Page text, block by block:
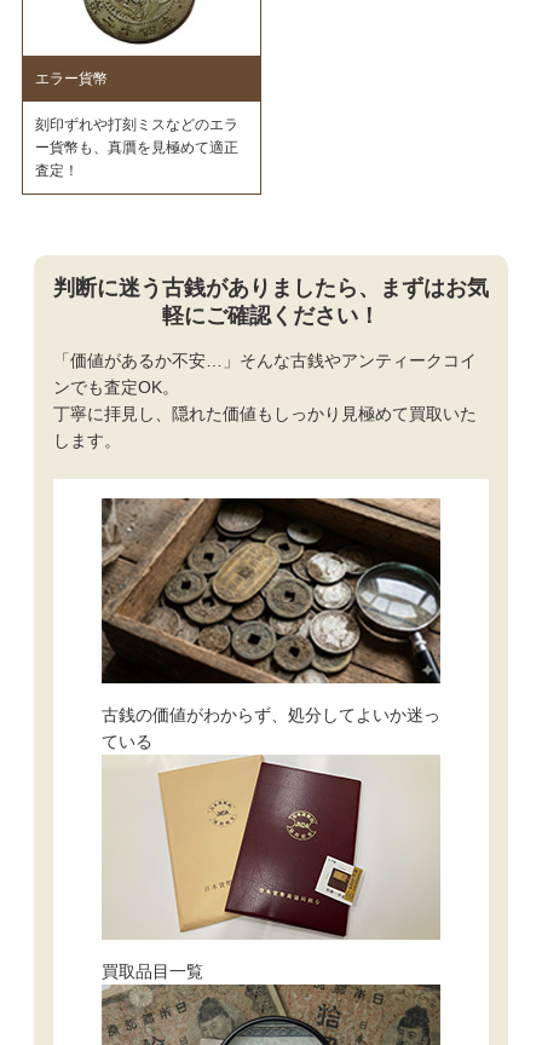
エラー貨幣
刻印ずれや打刻ミスなどのエラ
ー貨幣も、真贋を見極めて適正
査定！
判断に迷う古銭がありましたら、まずはお気
軽にご確認ください！
「価値があるか不安…」そんな古銭やアンティークコイ
ンでも査定OK。
丁寧に拝見し、隠れた価値もしっかり見極めて買取いた
します。
古銭の価値がわからず、処分してよいか迷っ
ている
買取品目一覧